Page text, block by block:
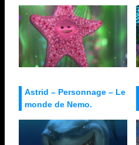
Astrid – Personnage – Le
monde de Nemo.